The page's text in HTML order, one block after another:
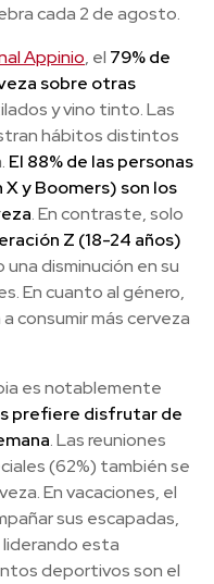
cada 2 de agosto.
Appinio, el 79% de
sobre otras
y vino tinto. Las
hábitos distintos
El 88% de las personas
y Boomers) son los
. En contraste, solo
Z (18-24 años)
una disminución en su
En cuanto al género,
consumir más cerveza
es notablemente
prefiere disfrutar de
. Las reuniones
(62%) también se
En vacaciones, el
sus escapadas,
liderando esta
deportivos son el